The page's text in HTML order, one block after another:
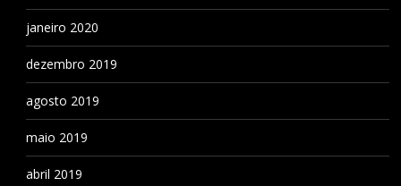
janeiro 2020
dezembro 2019
agosto 2019
maio 2019
abril 2019